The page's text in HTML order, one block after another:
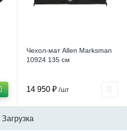
Чехол-мат Allen Marksman
10924 135 см
14 950 ₽ /шт
Загрузка